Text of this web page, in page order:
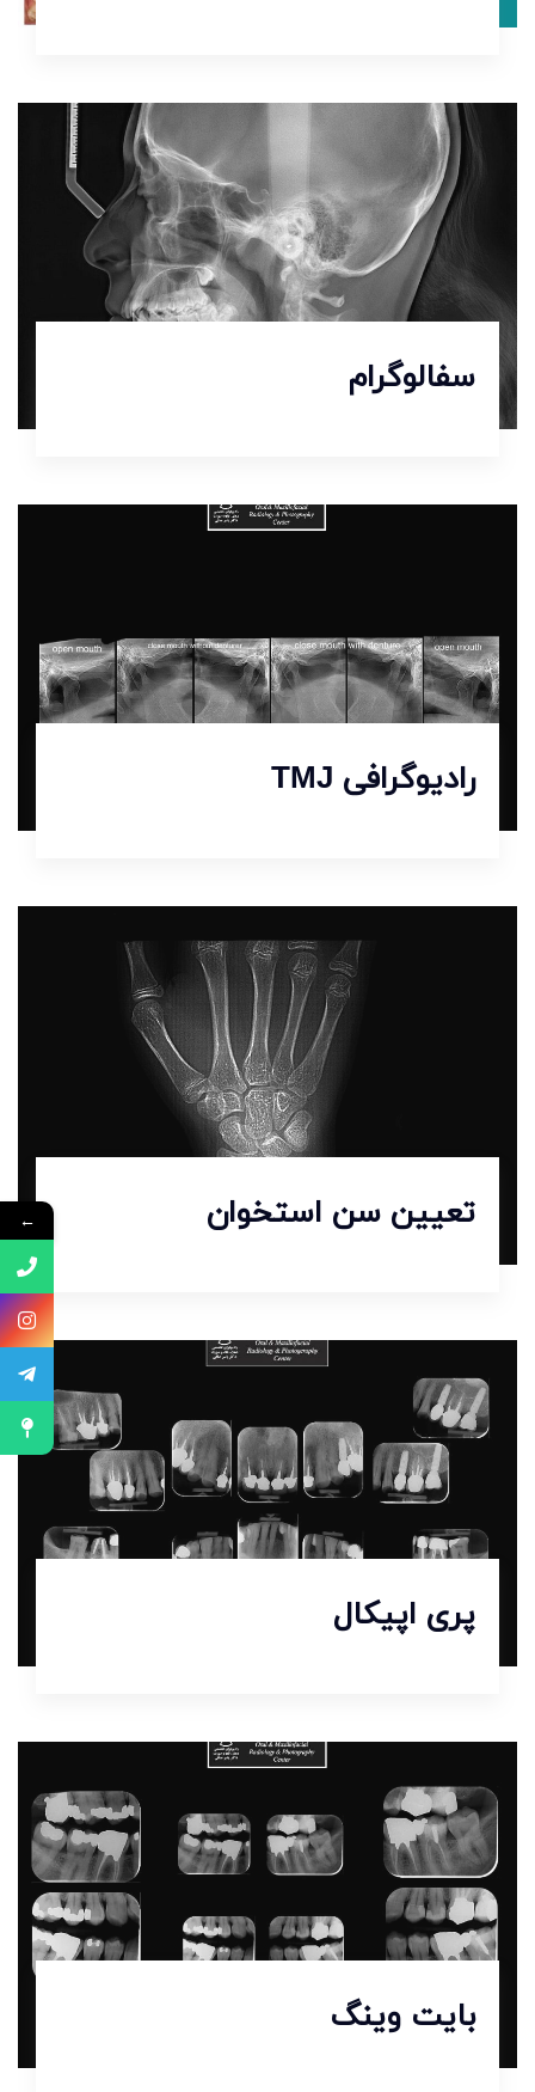
سفالوگرام
رادیوگرافی TMJ
تعیین سن استخوان
پری اپیکال
بایت وینگ
←